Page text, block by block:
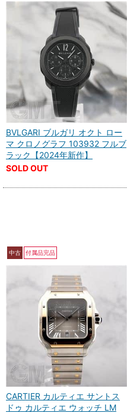
BVLGARI ブルガリ オクト ロー
マ クロノグラフ 103932 フルブ
ラック【2024年新作】
SOLD OUT
中古 付属品完品
CARTIER カルティエ サントス
ドゥ カルティエ ウォッチ LM